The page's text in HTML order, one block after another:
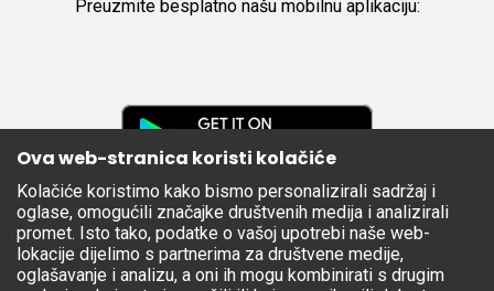
Preuzmite besplatno našu mobilnu aplikaciju:
Apple
Store
Ova web-stranica koristi kolačiće
Kolačiće koristimo kako bismo personalizirali sadržaj i
oglase, omogućili značajke društvenih medija i analizirali
promet. Isto tako, podatke o vašoj upotrebi naše web-
lokacije dijelimo s partnerima za društvene medije,
oglašavanje i analizu, a oni ih mogu kombinirati s drugim